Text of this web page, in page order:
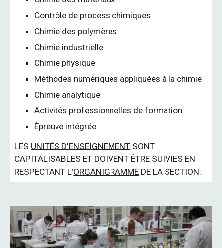
Contrôle de process chimiques
Chimie des polymères
Chimie industrielle
Chimie physique
Méthodes numériques appliquées à la chimie
Chimie analytique
Activités professionnelles de formation
Épreuve intégrée
LES UNITÉS D'ENSEIGNEMENT SONT
CAPITALISABLES ET DOIVENT ÊTRE SUIVIES EN
RESPECTANT L’ORGANIGRAMME DE LA SECTION.